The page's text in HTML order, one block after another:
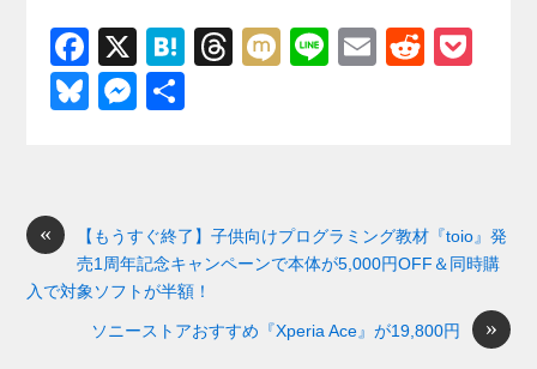
F
a
c
o
o
k
X
H
T
s
M
Li
E
R
Bl
y
M
n
g
er
«
【もうすぐ終了】子供向けプログラミング教材『toio』発
売1周年記念キャンペーンで本体が5,000円OFF＆同時購
入で対象ソフトが半額！
»
ソニーストアおすすめ『Xperia Ace』が19,800円